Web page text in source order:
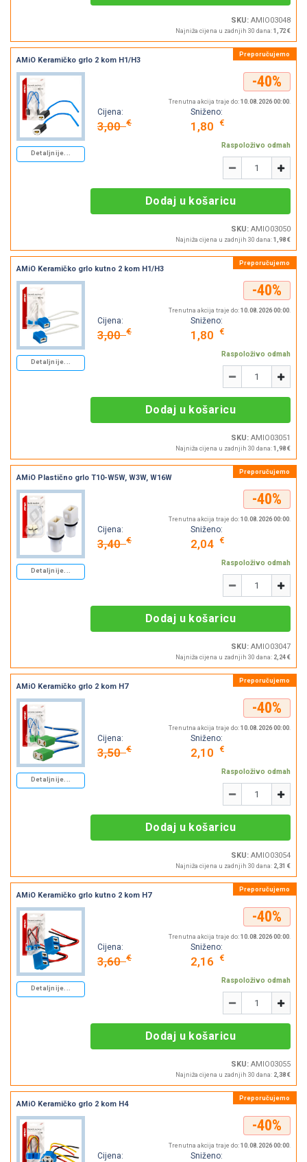
SKU: AMIO03048
Najniža cijena u zadnjih 30 dana: 1,72 €
Detaljnije...
AMiO Keramičko grlo 2 kom H1/H3
-40%
Trenutna akcija traje do: 10.08.2026 00:00.
Cijena:
3,00€
Sniženo:
1,80 €
Raspoloživo odmah
- +
Dodaj u košaricu
SKU: AMIO03050
Najniža cijena u zadnjih 30 dana: 1,98 €
Detaljnije...
AMiO Keramičko grlo kutno 2 kom H1/H3
-40%
Trenutna akcija traje do: 10.08.2026 00:00.
Cijena:
3,00€
Sniženo:
1,80 €
Raspoloživo odmah
- +
Dodaj u košaricu
SKU: AMIO03051
Najniža cijena u zadnjih 30 dana: 1,98 €
Detaljnije...
AMiO Plastično grlo T10-W5W, W3W, W16W
-40%
Trenutna akcija traje do: 10.08.2026 00:00.
Cijena:
3,40€
Sniženo:
2,04 €
Raspoloživo odmah
- +
Dodaj u košaricu
SKU: AMIO03047
Najniža cijena u zadnjih 30 dana: 2,24 €
Detaljnije...
AMiO Keramičko grlo 2 kom H7
-40%
Trenutna akcija traje do: 10.08.2026 00:00.
Cijena:
3,50€
Sniženo:
2,10 €
Raspoloživo odmah
- +
Dodaj u košaricu
SKU: AMIO03054
Najniža cijena u zadnjih 30 dana: 2,31 €
Detaljnije...
AMiO Keramičko grlo kutno 2 kom H7
-40%
Trenutna akcija traje do: 10.08.2026 00:00.
Cijena:
3,60€
Sniženo:
2,16 €
Raspoloživo odmah
- +
Dodaj u košaricu
SKU: AMIO03055
Najniža cijena u zadnjih 30 dana: 2,38 €
AMiO Keramičko grlo 2 kom H4
-40%
Trenutna akcija traje do: 10.08.2026 00:00.
Cijena: Sniženo: